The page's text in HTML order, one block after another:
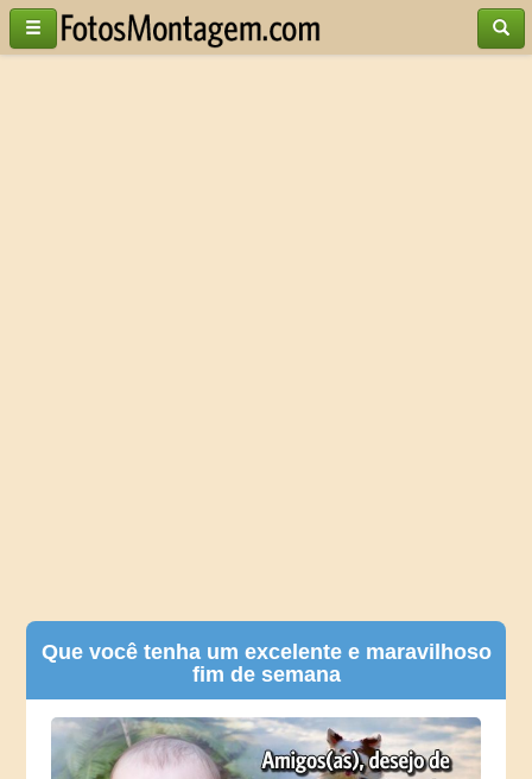
Que você tenha um excelente e maravilhoso
fim de semana